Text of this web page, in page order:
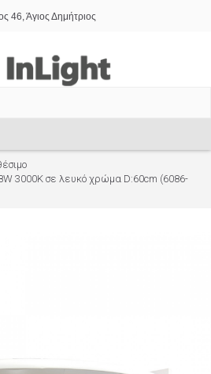
46, Άγιος Δημήτριος
3000K σε λευκό χρώμα D:60cm (6086-